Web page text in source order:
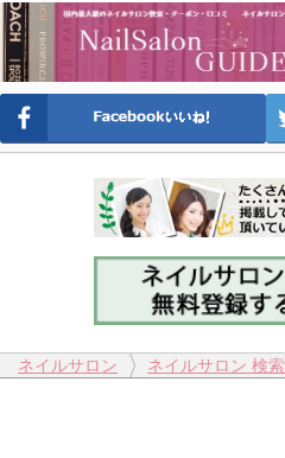
ネイルサロン ネイルサロン 検索